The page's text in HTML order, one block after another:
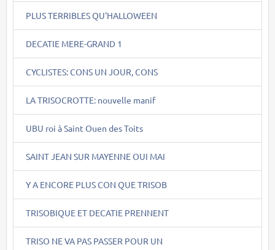
PLUS TERRIBLES QU'HALLOWEEN
DECATIE MERE-GRAND 1
CYCLISTES: CONS UN JOUR, CONS
LA TRISOCROTTE: nouvelle manif
UBU roi à Saint Ouen des Toits
SAINT JEAN SUR MAYENNE OUI MAI
Y A ENCORE PLUS CON QUE TRISOB
TRISOBIQUE ET DECATIE PRENNENT
TRISO NE VA PAS PASSER POUR UN